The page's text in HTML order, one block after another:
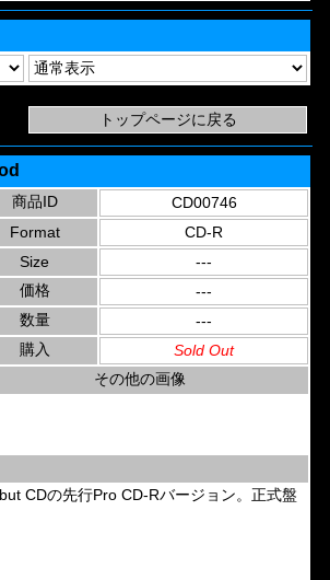
商品ID
CD00746
Format
CD-R
Size
---
価格
---
数量
---
購入
Sold Out
その他の画像
CDの先行Pro CD-Rバージョン。正式盤